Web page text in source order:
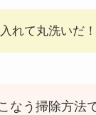
れて丸洗いだ！
なう掃除方法